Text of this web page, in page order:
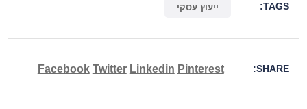
TAGS: ייעוץ עסקי
SHARE:
Facebook Twitter Linkedin Pinterest